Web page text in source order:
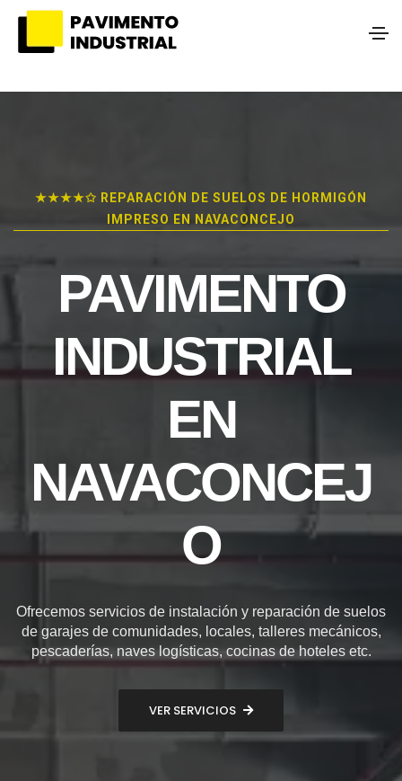
★★★★✩ REPARACIÓN DE SUELOS DE HORMIGÓN
IMPRESO EN NAVACONCEJO
PAVIMENTO
INDUSTRIAL
EN
NAVACONCEJ
O
Ofrecemos servicios de instalación y reparación de suelos
de garajes de comunidades, locales, talleres mecánicos,
pescaderías, naves logísticas, cocinas de hoteles etc.
VER SERVICIOS